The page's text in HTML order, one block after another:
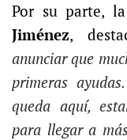
Por su parte,
Jiménez,
anunciar que
primeras ayudas.
queda aquí,
para llegar a